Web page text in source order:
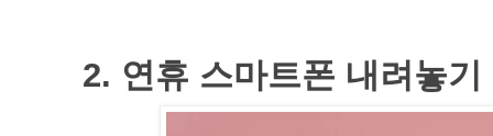
2. 연휴 스마트폰 내려놓